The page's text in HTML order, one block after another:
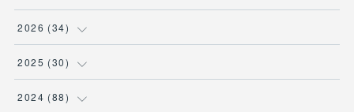
2026 (34)
(1)
(4)
2025 (30)
(6)
2024 (88)